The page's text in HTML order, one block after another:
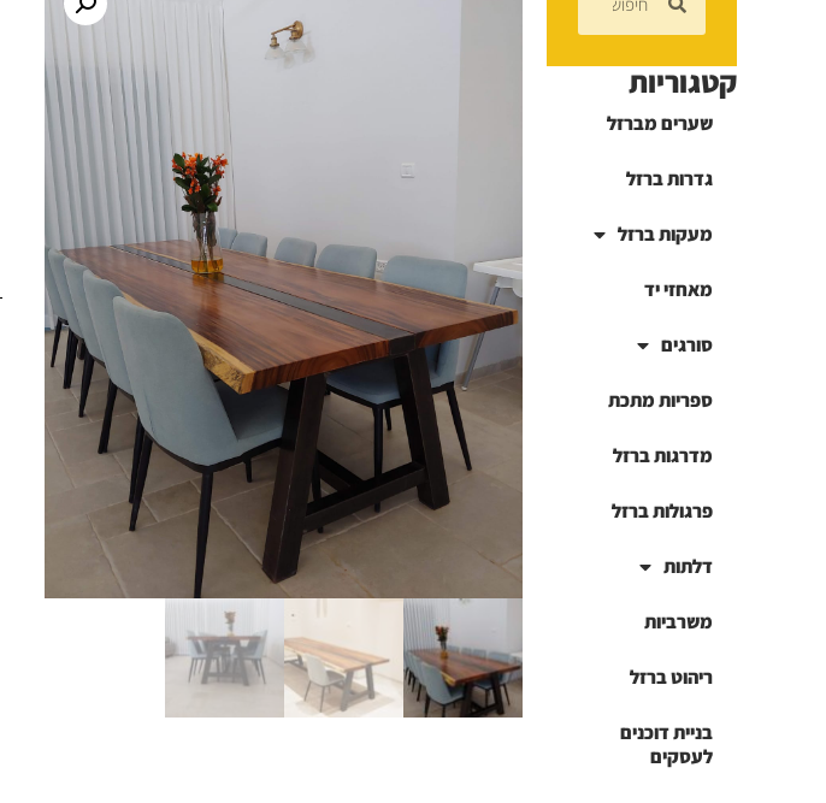
קטגוריות
שערים מברזל
גדרות ברזל
מעקות ברזל
מאחזי יד
סורגים
ספריות מתכת
מדרגות ברזל
פרגולות ברזל
דלתות
משרביות
ריהוט ברזל
בניית דוכנים
לעסקים